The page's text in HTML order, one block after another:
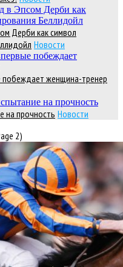
Дерби как символ
Новости
побеждает женщина-тренер
на прочность Новости
2)